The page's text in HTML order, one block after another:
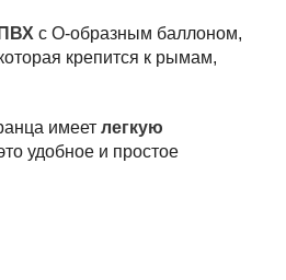
с О-образным баллоном,
крепится к рымам,
имеет легкую
удобное и простое